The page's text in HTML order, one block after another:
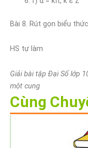
Bài 8. Rút gọn biểu
HS tự làm
Giải bài tập Đại Số lớp
một cung
Cùng